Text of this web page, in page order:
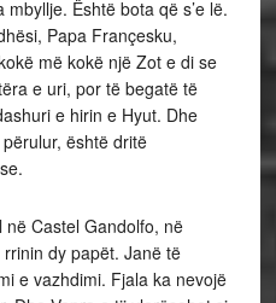
Është bota që s’e lë.
Papa Françesku,
më kokë një Zot e di se
e uri, por të begatë të
e hirin e Hyut. Dhe
është dritë
në Castel Gandolfo, në
dy papët. Janë të
e vazhdimi. Fjala ka nevojë